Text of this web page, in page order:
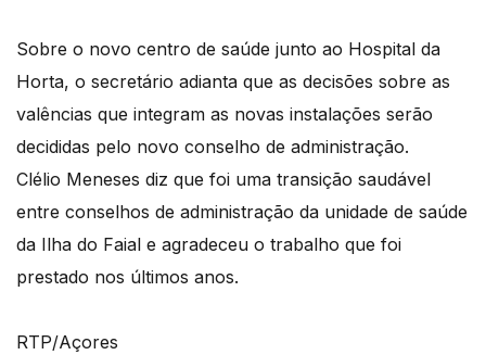
Sobre o novo centro de saúde junto ao Hospital da
Horta, o secretário adianta que as decisões sobre as
valências que integram as novas instalações serão
decididas pelo novo conselho de administração.
Clélio Meneses diz que foi uma transição saudável
entre conselhos de administração da unidade de saúde
da Ilha do Faial e agradeceu o trabalho que foi
prestado nos últimos anos.
RTP/Açores